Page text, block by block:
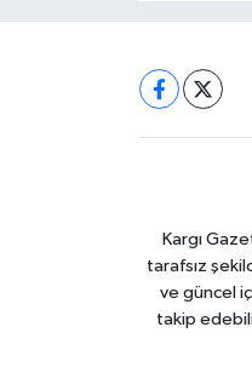
Kargı
tarafsız
ve güncel
takip